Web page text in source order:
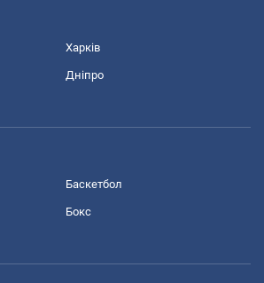
Харків
Дніпро
Баскетбол
Бокс